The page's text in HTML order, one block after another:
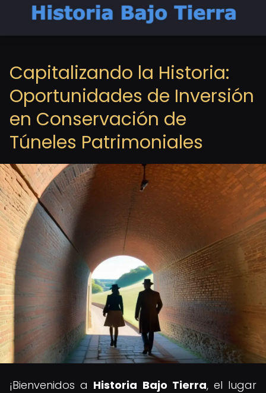
Capitalizando la Historia:
Oportunidades de Inversión
en Conservación de
Túneles Patrimoniales
¡Bienvenidos a Historia Bajo Tierra, el lugar